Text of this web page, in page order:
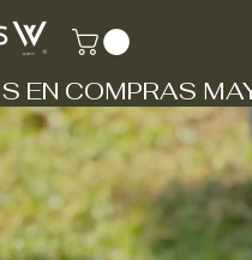
EN COMPRAS